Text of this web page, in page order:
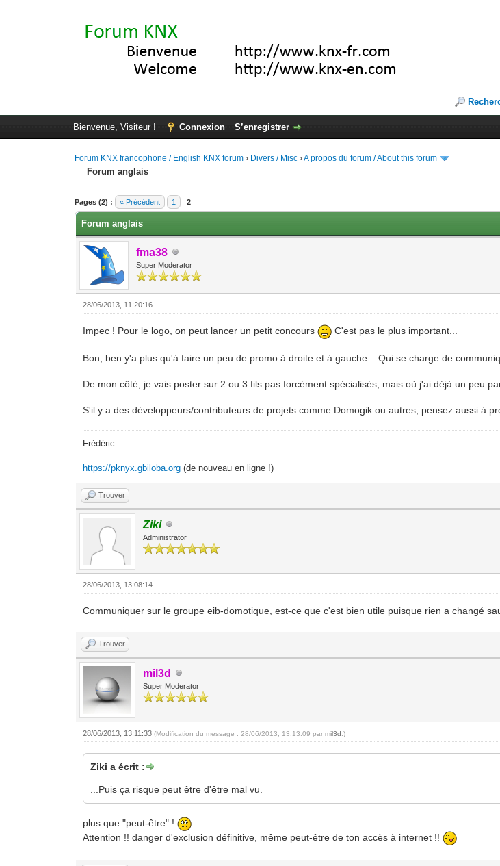
Bienvenue, Visiteur ! Connexion S’enregistrer
Forum KNX francophone / English KNX forum › Divers / Misc ›A propos du forum / About this forum
Forum anglais
Pages (2) : « Précédent 1 2
Moyenne : 0 (0 vote(s))
1
2
3
4
5
Forum anglais
fma38
Super Moderator
28/06/2013, 11:20:16
Impec ! Pour le logo, on peut lancer un petit concours C'est pas le plus important...
Bon, ben y'a plus qu'à faire un peu de promo à droite et à gauche... Qui se charge de
De mon côté, je vais poster sur 2 ou 3 fils pas forcément spécialisés, mais où j'ai déjà un peu
S'il y a des développeurs/contributeurs de projets comme Domogik ou autres, pensez aussi à
Frédéric
https://pknyx.gbiloba.org (de nouveau en ligne !)
Trouver
Ziki
Administrator
28/06/2013, 13:08:14
Communiquer sur le groupe eib-domotique, est-ce que c'est bien utile puisque rien a changé
Trouver
mil3d
Super Moderator
28/06/2013, 13:11:33(Modification du message : 28/06/2013, 13:13:09 parmil3d .)
Ziki a écrit :
...Puis ça risque peut être d'être mal vu.
plus que "peut-être" !
Attention !! danger d'exclusion définitive, même peut-être de ton accès à internet !!